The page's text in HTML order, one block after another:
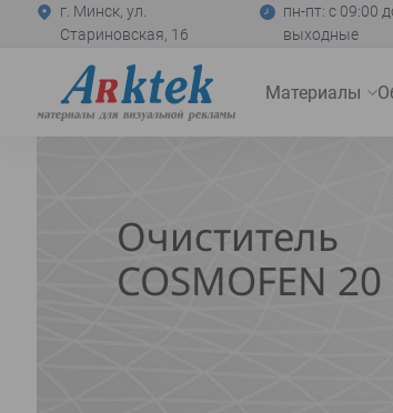
г. Минск, ул.
Стариновская, 16
пн-пт: с 09:00
выходные
главную
Материалы
Очиститель
COSMOFEN 20